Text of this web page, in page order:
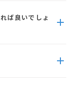
ば良いでしょ